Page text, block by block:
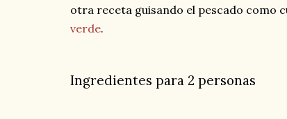
otra receta guisando el pescado como
verde.
Ingredientes para 2 personas